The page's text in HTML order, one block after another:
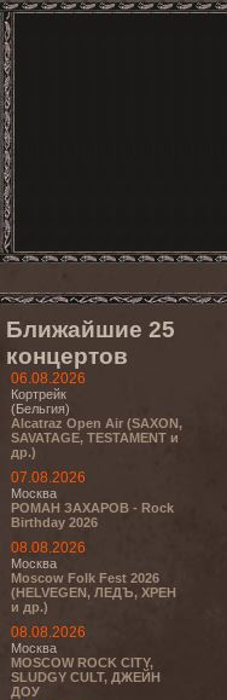
Ближайшие 25
концертов
06.08.2026
Кортрейк
(Бельгия)
Alcatraz Open Air (SAXON,
SAVATAGE, TESTAMENT и
др.)
07.08.2026
Москва
РОМАН ЗАХАРОВ - Rock
Birthday 2026
08.08.2026
Москва
Moscow Folk Fest 2026
(HELVEGEN, ЛЕДЪ, ХРЕН
и др.)
08.08.2026
Москва
MOSCOW ROCK CITY,
SLUDGY CULT, ДЖЕЙН
ДОУ